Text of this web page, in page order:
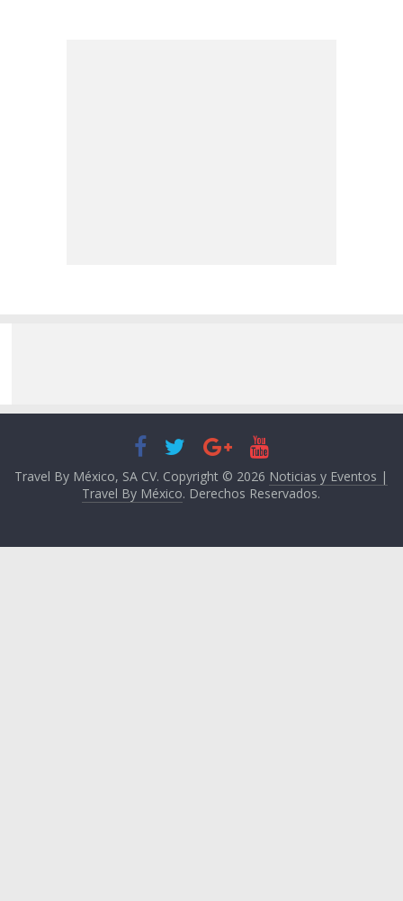
Travel By México, SA CV. Copyright © 2026 Noticias y Eventos |
Travel By México. Derechos Reservados.